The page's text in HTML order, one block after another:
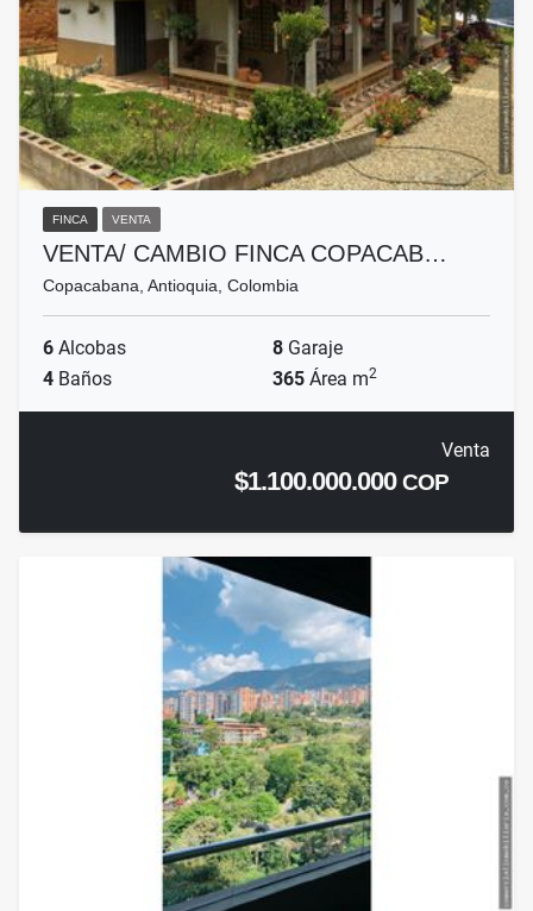
FINCA VENTA
VENTA/ CAMBIO FINCA COPACAB…
Copacabana, Antioquia, Colombia
6 Alcobas 8 Garaje
4 Baños 365 Área m2
Venta
$1.100.000.000COP